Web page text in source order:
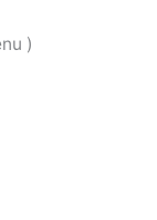
)